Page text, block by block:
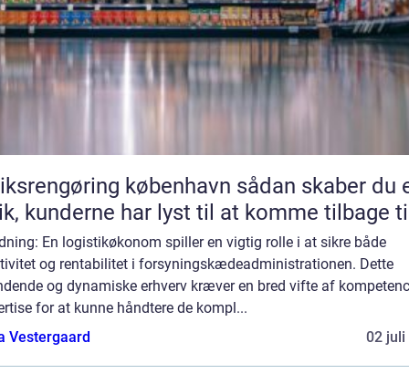
københavn sådan skaber du en
kunderne har lyst til at komme tilbage
En logistikøkonom spiller en vigtig rolle i at sikre både
og rentabilitet i forsyningskædeadministrationen. Dette
og dynamiske erhverv kræver en bred vifte af
for at kunne håndtere de kompl...
Vestergaard
02 juli